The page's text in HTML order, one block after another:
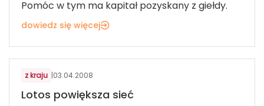
Pomóc w tym ma kapitał pozyskany z giełdy.
dowiedz się więcej
ART. MOTORYZACYJNE I ROLNICZE
z kraju |03.04.2008
Lotos powiększa sieć